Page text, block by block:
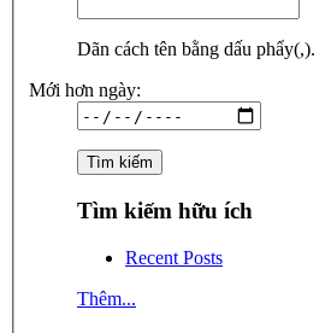
Dãn cách tên bằng dấu phẩy(,).
Mới hơn ngày:
Tìm kiếm hữu ích
Recent Posts
Thêm...